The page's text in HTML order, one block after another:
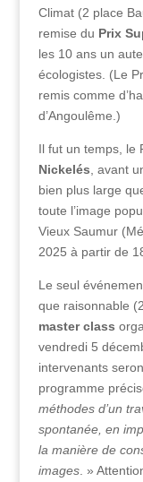
Climat (2 place
remise du Prix
les 10 ans un
écologistes. (Le
remis comme
d’Angoulême.)
Il fut un temps, le
Nickelés , avant
bien plus large
toute l’image
Vieux Saumur
2025 à partir de
Le seul
que raisonnable
master class
vendredi 5
intervenants
programme
méthodes d’un
spontanée, en
la manière de
images. »